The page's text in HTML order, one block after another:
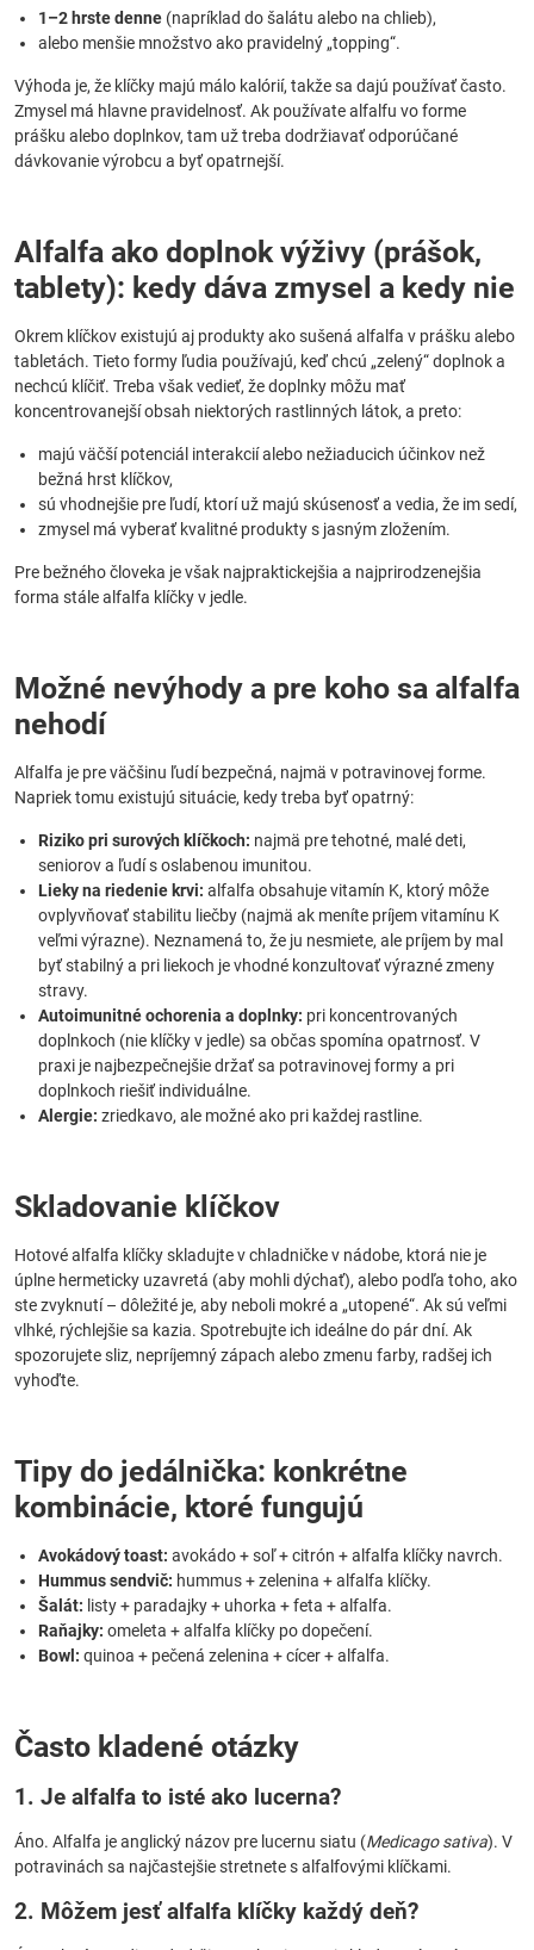
1–2 hrste denne (napríklad do šalátu alebo na chlieb),
alebo menšie množstvo ako pravidelný „topping“.
Výhoda je, že klíčky majú málo kalórií, takže sa dajú používať často.
Zmysel má hlavne pravidelnosť. Ak používate alfalfu vo forme
prášku alebo doplnkov, tam už treba dodržiavať odporúčané
dávkovanie výrobcu a byť opatrnejší.
Alfalfa ako doplnok výživy (prášok,
tablety): kedy dáva zmysel a kedy nie
Okrem klíčkov existujú aj produkty ako sušená alfalfa v prášku alebo
tabletách. Tieto formy ľudia používajú, keď chcú „zelený“ doplnok a
nechcú klíčiť. Treba však vedieť, že doplnky môžu mať
koncentrovanejší obsah niektorých rastlinných látok, a preto:
majú väčší potenciál interakcií alebo nežiaducich účinkov než
bežná hrst klíčkov,
sú vhodnejšie pre ľudí, ktorí už majú skúsenosť a vedia, že im sedí,
zmysel má vyberať kvalitné produkty s jasným zložením.
Pre bežného človeka je však najpraktickejšia a najprirodzenejšia
forma stále alfalfa klíčky v jedle.
Možné nevýhody a pre koho sa alfalfa
nehodí
Alfalfa je pre väčšinu ľudí bezpečná, najmä v potravinovej forme.
Napriek tomu existujú situácie, kedy treba byť opatrný:
Riziko pri surových klíčkoch: najmä pre tehotné, malé deti,
seniorov a ľudí s oslabenou imunitou.
Lieky na riedenie krvi: alfalfa obsahuje vitamín K, ktorý môže
ovplyvňovať stabilitu liečby (najmä ak meníte príjem vitamínu K
veľmi výrazne). Neznamená to, že ju nesmiete, ale príjem by mal
byť stabilný a pri liekoch je vhodné konzultovať výrazné zmeny
stravy.
Autoimunitné ochorenia a doplnky: pri koncentrovaných
doplnkoch (nie klíčky v jedle) sa občas spomína opatrnosť. V
praxi je najbezpečnejšie držať sa potravinovej formy a pri
doplnkoch riešiť individuálne.
Alergie: zriedkavo, ale možné ako pri každej rastline.
Skladovanie klíčkov
Hotové alfalfa klíčky skladujte v chladničke v nádobe, ktorá nie je
úplne hermeticky uzavretá (aby mohli dýchať), alebo podľa toho, ako
ste zvyknutí – dôležité je, aby neboli mokré a „utopené“. Ak sú veľmi
vlhké, rýchlejšie sa kazia. Spotrebujte ich ideálne do pár dní. Ak
spozorujete sliz, nepríjemný zápach alebo zmenu farby, radšej ich
vyhoďte.
Tipy do jedálnička: konkrétne
kombinácie, ktoré fungujú
Avokádový toast: avokádo + soľ + citrón + alfalfa klíčky navrch.
Hummus sendvič: hummus + zelenina + alfalfa klíčky.
Šalát: listy + paradajky + uhorka + feta + alfalfa.
Raňajky: omeleta + alfalfa klíčky po dopečení.
Bowl: quinoa + pečená zelenina + cícer + alfalfa.
Často kladené otázky
1. Je alfalfa to isté ako lucerna?
Áno. Alfalfa je anglický názov pre lucernu siatu (Medicago sativa). V
potravinách sa najčastejšie stretnete s alfalfovými klíčkami.
2. Môžem jesť alfalfa klíčky každý deň?